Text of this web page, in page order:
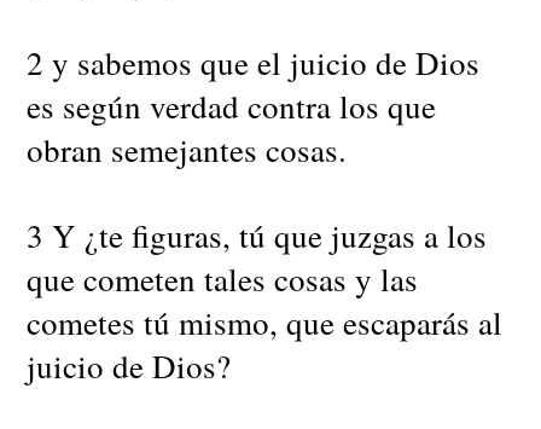
2 y sabemos que el juicio de Dios
es según verdad contra los que
obran semejantes cosas.
3 Y ¿te figuras, tú que juzgas a los
que cometen tales cosas y las
cometes tú mismo, que escaparás al
juicio de Dios?